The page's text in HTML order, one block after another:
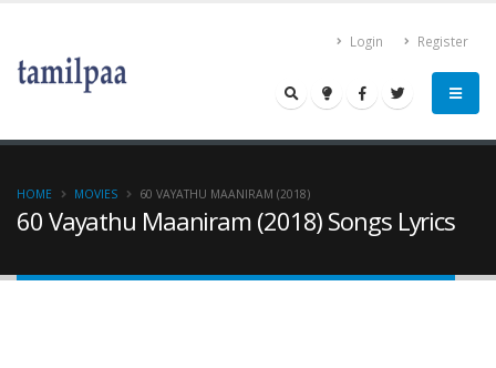
Login Register
60 Vayathu Maaniram (2018) Songs Lyrics
HOME MOVIES 60 VAYATHU MAANIRAM (2018)